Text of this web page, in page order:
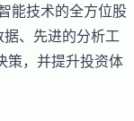
技术的全方位股
、先进的分析工
策，并提升投资体